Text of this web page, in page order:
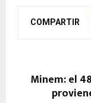
COMPARTIR
Minem: el